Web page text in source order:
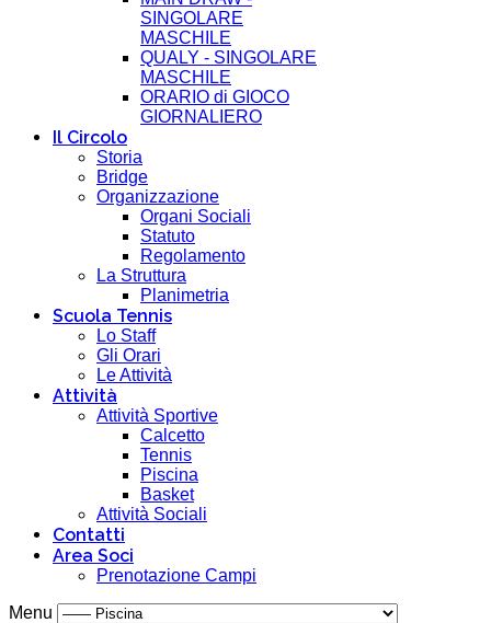
SINGOLARE
MASCHILE
QUALY - SINGOLARE
MASCHILE
ORARIO di GIOCO
GIORNALIERO
Il Circolo
Storia
Bridge
Organizzazione
Organi Sociali
Statuto
Regolamento
La Struttura
Planimetria
Scuola Tennis
Lo Staff
Gli Orari
Le Attività
Attività
Attività Sportive
Calcetto
Tennis
Piscina
Basket
Attività Sociali
Contatti
Area Soci
Prenotazione Campi
Menu